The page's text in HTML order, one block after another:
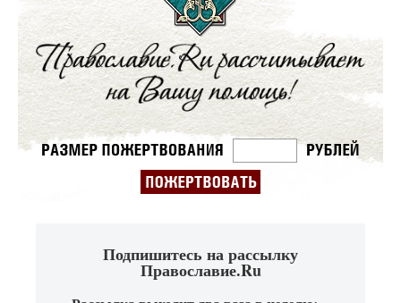
Подпишитесь на рассылку
Православие.Ru